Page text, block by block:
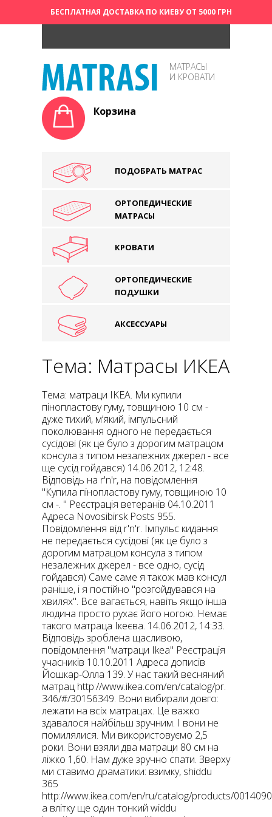
БЕСПЛАТНАЯ ДОСТАВКА ПО КИЕВУ ОТ 5000 ГРН
МАТРАСЫ
И КРОВАТИ
Корзина
ПОДОБРАТЬ МАТРАС
ОРТОПЕДИЧЕСКИЕ
МАТРАСЫ
КРОВАТИ
ОРТОПЕДИЧЕСКИЕ
ПОДУШКИ
АКСЕССУАРЫ
Тема: Матрасы ИКЕА
Тема: матраци IKEA. Ми купили
пінопластову гуму, товщиною 10 см -
дуже тихий, м’який, імпульсний
поколювання одного не передається
сусідові (як це було з дорогим матрацом
консула з типом незалежних джерел - все
ще сусід гойдався) 14.06.2012, 12:48.
Відповідь на r'n'r, на повідомлення
"Купила пінопластову гуму, товщиною 10
см -. " Реєстрація ветеранів 04.10.2011
Адреса Novosibirsk Posts 955.
Повідомлення від r'n'r. Імпульс кидання
не передається сусідові (як це було з
дорогим матрацом консула з типом
незалежних джерел - все одно, сусід
гойдався) Саме саме я також мав консул
раніше, і я постійно "розгойдувався на
хвилях". Все вагається, навіть якщо інша
людина просто рухає його ногою. Немає
такого матраца Ікеєва. 14.06.2012, 14:33.
Відповідь зроблена щасливою,
повідомлення "матраци Ikea" Реєстрація
учасників 10.10.2011 Адреса дописів
Йошкар-Олла 139. У нас такий весняний
матрац http://www.ikea.com/en/catalog/pr.
346/#/30156349. Вони вибирали довго:
лежати на всіх матрацах. Це важко
здавалося найбільш зручним. І вони не
помилялися. Ми використовуємо 2,5
роки. Вони взяли два матраци 80 см на
ліжко 1,60. Нам дуже зручно спати. Зверху
ми ставимо драматики: взимку, shiddu
365
http://www.ikea.com/en/ru/catalog/products/
а влітку ще один тонкий widdu